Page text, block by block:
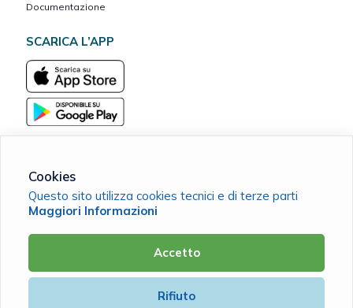
Documentazione
SCARICA L’APP
MarcheVita ETS Cassa Mutua del Banco Marchigiano
C.F. 90038420411 |Cookie Policy
Powered by
Cookies
Questo sito utilizza cookies tecnici e di terze parti
Maggiori Informazioni
Accetto
Rifiuto